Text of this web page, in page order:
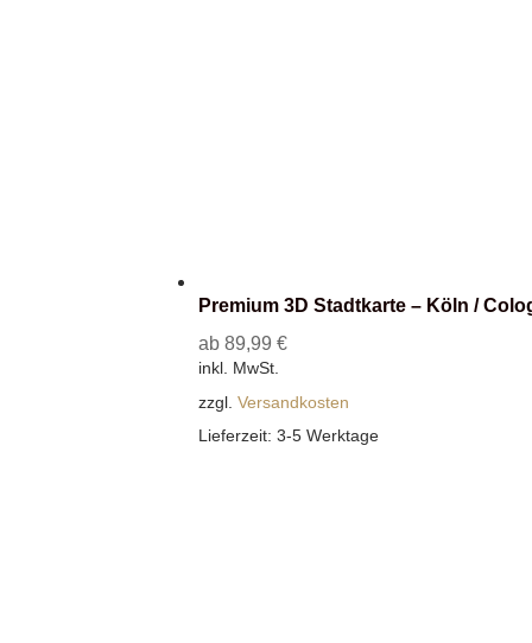
Premium 3D Stadtkarte – Köln /
ab89,99€
inkl. MwSt.
zzgl.Versandkosten
Lieferzeit:3-5 Werktage